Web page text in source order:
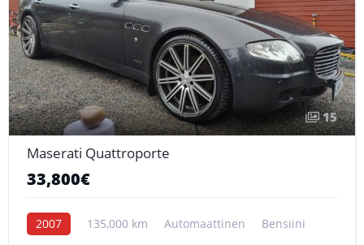
15
Maserati Quattroporte
33,800€
2007 135,000 km Automaattinen Bensiini